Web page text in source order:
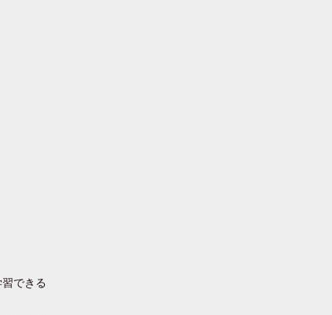
できる